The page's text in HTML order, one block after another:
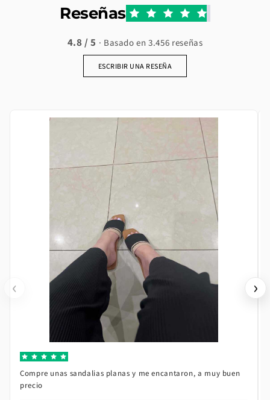
Reseñas
4.8 / 5 · Basado en 3.456 reseñas
ESCRIBIR UNA RESEÑA
‹
Compre unas sandalias planas y me encantaron, a muy buen
precio
›